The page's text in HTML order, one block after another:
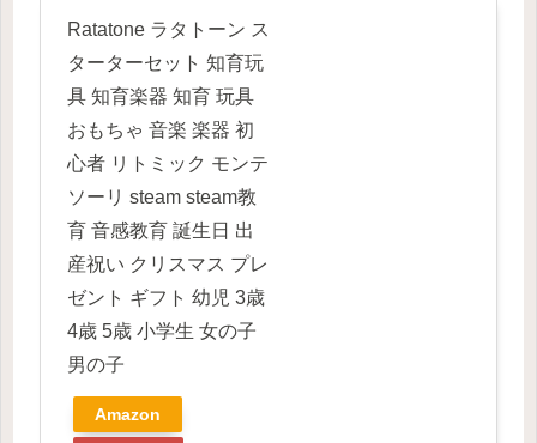
Ratatone ラタトーン ス
ターターセット 知育玩
具 知育楽器 知育 玩具
おもちゃ 音楽 楽器 初
心者 リトミック モンテ
ソーリ steam steam教
育 音感教育 誕生日 出
産祝い クリスマス プレ
ゼント ギフト 幼児 3歳
4歳 5歳 小学生 女の子
男の子
Amazon